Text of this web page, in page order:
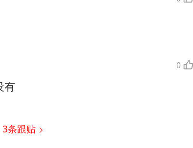
0
有
3条跟贴